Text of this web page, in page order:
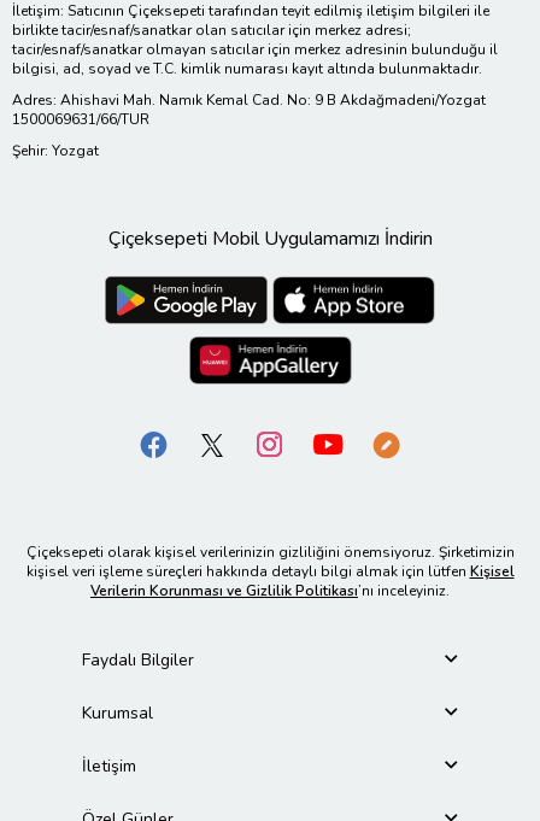
İletişim: Satıcının Çiçeksepeti tarafından teyit edilmiş iletişim bilgileri ile
birlikte tacir/esnaf/sanatkar olan satıcılar için merkez adresi;
tacir/esnaf/sanatkar olmayan satıcılar için merkez adresinin bulunduğu il
bilgisi, ad, soyad ve T.C. kimlik numarası kayıt altında bulunmaktadır.
Adres: Ahishavi Mah. Namık Kemal Cad. No: 9 B Akdağmadeni/Yozgat
1500069631/66/TUR
Şehir: Yozgat
Çiçeksepeti Mobil Uygulamamızı İndirin
Çiçeksepeti olarak kişisel verilerinizin gizliliğini önemsiyoruz. Şirketimizin
kişisel veri işleme süreçleri hakkında detaylı bilgi almak için lütfen Kişisel
Verilerin Korunması ve Gizlilik Politikası’nı inceleyiniz.
Faydalı Bilgiler
Kurumsal
İletişim